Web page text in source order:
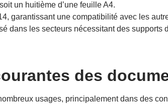
un huitième d’une feuille A4.
garantissant une compatibilité avec les
dans les secteurs nécessitant des supports
des
usages, principalement dans des